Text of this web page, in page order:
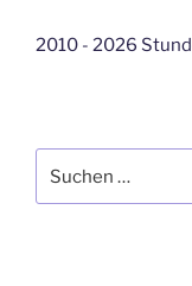
2010 - 2026
nach: